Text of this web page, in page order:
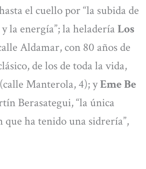
el cuello por “la subida de
la energía”; la heladería Los
Aldamar, con 80 años de
de los de toda la vida,
(calle Manterola, 4); yEme Be
Berasategui, “la única
ha tenido una sidrería”,